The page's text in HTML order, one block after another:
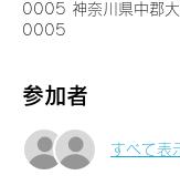
0005 神奈川県中郡大
0005
参加者
すべて表